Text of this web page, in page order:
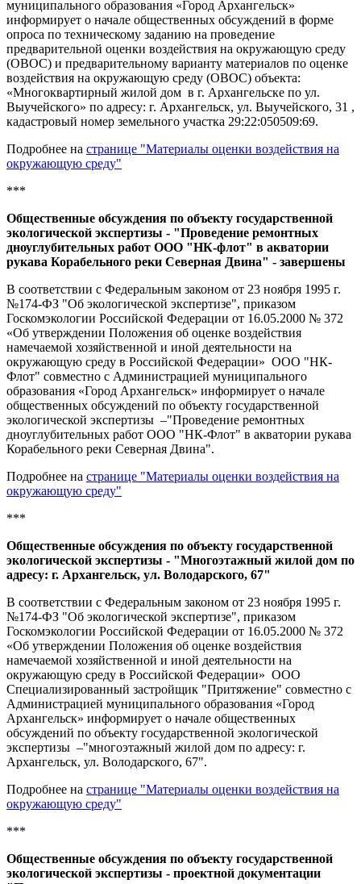
муниципального образования «Город Архангельск»
информирует о начале общественных обсуждений в форме
опроса по техническому заданию на проведение
предварительной оценки воздействия на окружающую среду
(ОВОС) и предварительному варианту материалов по оценке
воздействия на окружающую среду (ОВОС) объекта:
«Многоквартирный жилой дом в г. Архангельске по ул.
Выучейского» по адресу: г. Архангельск, ул. Выучейского, 31 ,
кадастровый номер земельного участка 29:22:050509:69.
Подробнее на странице "Материалы оценки воздействия на
окружающую среду"
***
Общественные обсуждения по объекту государственной
экологической экспертизы - "Проведение ремонтных
дноуглубительных работ ООО "НК-флот" в акватории
рукава Корабельного реки Северная Двина" - завершены
В соответствии с Федеральным законом от 23 ноября 1995 г.
№174-ФЗ "Об экологической экспертизе", приказом
Госкомэкологии Российской Федерации от 16.05.2000 № 372
«Об утверждении Положения об оценке воздействия
намечаемой хозяйственной и иной деятельности на
окружающую среду в Российской Федерации» ООО "НК-
Флот" совместно с Администрацией муниципального
образования «Город Архангельск» информирует о начале
общественных обсуждений по объекту государственной
экологической экспертизы –"Проведение ремонтных
дноуглубительных работ ООО "НК-Флот" в акватории рукава
Корабельного реки Северная Двина".
Подробнее на странице "Материалы оценки воздействия на
окружающую среду"
***
Общественные обсуждения по объекту государственной
экологической экспертизы - "Многоэтажный жилой дом по
адресу: г. Архангельск, ул. Володарского, 67"
В соответствии с Федеральным законом от 23 ноября 1995 г.
№174-ФЗ "Об экологической экспертизе", приказом
Госкомэкологии Российской Федерации от 16.05.2000 № 372
«Об утверждении Положения об оценке воздействия
намечаемой хозяйственной и иной деятельности на
окружающую среду в Российской Федерации» ООО
Специализированный застройщик "Притяжение" совместно с
Администрацией муниципального образования «Город
Архангельск» информирует о начале общественных
обсуждений по объекту государственной экологической
экспертизы –"многоэтажный жилой дом по адресу: г.
Архангельск, ул. Володарского, 67".
Подробнее на странице "Материалы оценки воздействия на
окружающую среду"
***
Общественные обсуждения по объекту государственной
экологической экспертизы - проектной документации